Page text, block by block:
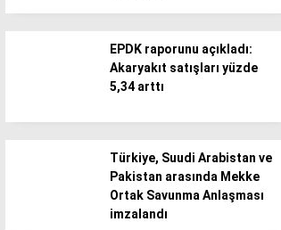
EPDK raporunu açıkladı:
Akaryakıt satışları yüzde
5,34 arttı
Türkiye, Suudi Arabistan ve
Pakistan arasında Mekke
Ortak Savunma Anlaşması
imzalandı